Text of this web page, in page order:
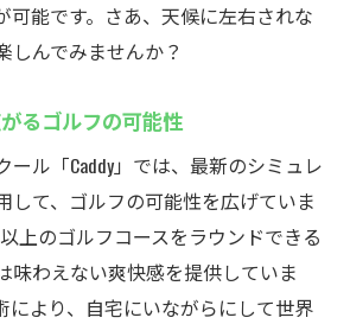
可能です。さあ、天候に左右されな
しんでみませんか？
るゴルフの可能性
ール「Caddy」では、最新のシミュレ
して、ゴルフの可能性を広げていま
上のゴルフコースをラウンドできる
味わえない爽快感を提供していま
により、自宅にいながらにして世界